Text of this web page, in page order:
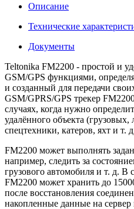
Описание
Технические
Документы
Teltonika FM2200 - простой и
GSM/GPS функциями,
и созданный для передачи
GSM/GPRS/GPS трекер
случаях, когда нужно
удалённого объекта
спецтехники, катеров, яхт и т.
FM2200 может выполнять
например, следить за
грузового автомобиля и т. д. В
FM2200 может хранить до
после восстановления
накопленные данные на сервер